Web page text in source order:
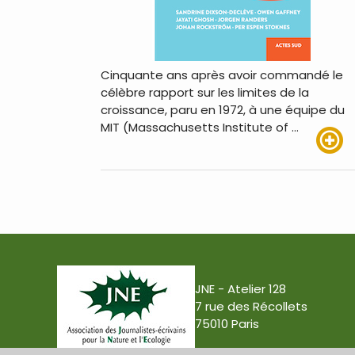
Cinquante ans après avoir commandé le
célèbre rapport sur les limites de la
croissance, paru en 1972, à une équipe du
MIT (Massachusetts Institute of …
JNE - Atelier 128
7 rue des Récollets
75010 Paris